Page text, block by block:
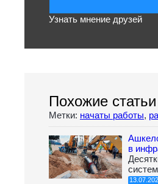
Узнать мнение друзей
Похожие
Метки: начаты работы,
в